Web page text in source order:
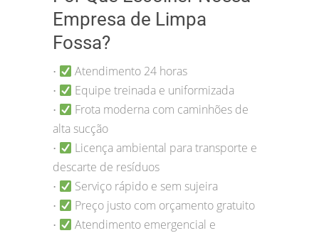
Empresa de Limpa
Fossa?
• Atendimento 24 horas
• Equipe treinada e uniformizada
•
Frota moderna com caminhões de
alta sucção
•
Licença ambiental para transporte e
descarte de resíduos
• Serviço rápido e sem sujeira
• Preço justo com orçamento gratuito
•
Atendimento emergencial e